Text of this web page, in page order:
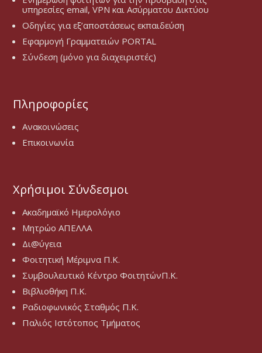
υπηρεσίες email, VPN και Ασύρματου Δικτύου
Οδηγίες για εξ’αποστάσεως εκπαιδεύση
Εφαρμογή Γραμματειών PORTAL
Σύνδεση (μόνο για διαχειριστές)
Πληροφορίες
Ανακοινώσεις
Επικοινωνία
Χρήσιμοι Σύνδεσμοι
Ακαδημαϊκό Ημερολόγιο
Μητρώο ΑΠΕΛΛΑ
Δι@ύγεια
Φοιτητική Μέριμνα Π.Κ.
Συμβουλευτικό Κέντρο ΦοιτητώνΠ.Κ.
Βιβλιοθήκη Π.Κ.
Ραδιοφωνικός Σταθμός Π.Κ.
Παλιός Ιστότοπος Τμήματος